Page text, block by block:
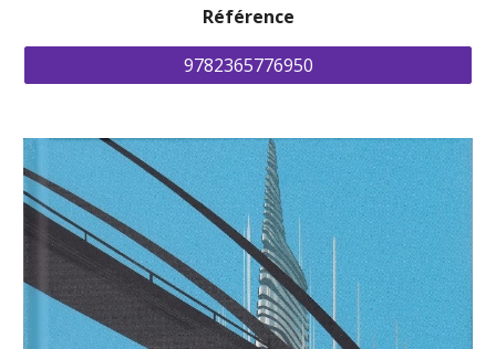
Référence
9782365776950